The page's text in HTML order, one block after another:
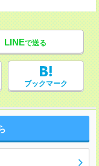
LINEで送る
ブックマーク